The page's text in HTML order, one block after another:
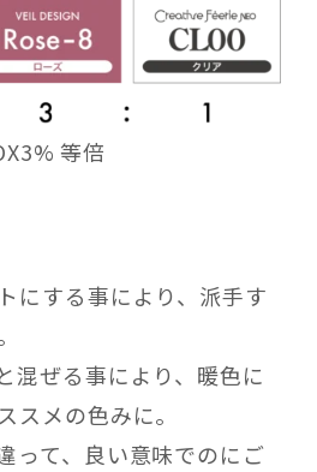
等倍
にする事により、派手す
混ぜる事により、暖色に
スメの色みに。
って、良い意味でのにご